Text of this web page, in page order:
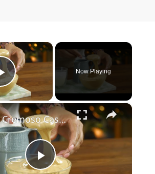
×
Play Video
Now Playing
×
Play Video
Café Cremoso Caseiro